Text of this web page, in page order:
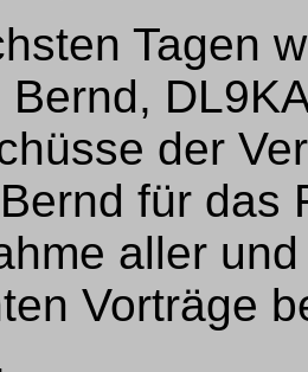
Tagen
der
für das
aller
Vorträge